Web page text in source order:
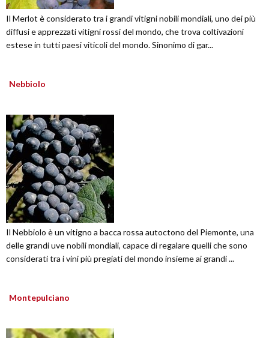
Il Merlot è considerato tra i grandi vitigni nobili mondiali, uno dei più
diffusi e apprezzati vitigni rossi del mondo, che trova coltivazioni
estese in tutti paesi viticoli del mondo. Sinonimo di gar...
Nebbiolo
Il Nebbiolo è un vitigno a bacca rossa autoctono del Piemonte, una
delle grandi uve nobili mondiali, capace di regalare quelli che sono
considerati tra i vini più pregiati del mondo insieme ai grandi ...
Montepulciano